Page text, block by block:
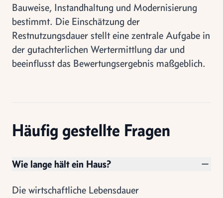
Bauweise, Instandhaltung und Modernisierung
bestimmt. Die Einschätzung der
Restnutzungsdauer stellt eine zentrale Aufgabe in
der gutachterlichen Wertermittlung dar und
beeinflusst das Bewertungsergebnis maßgeblich.
Häufig gestellte Fragen
Wie lange hält ein Haus?
Die wirtschaftliche Lebensdauer